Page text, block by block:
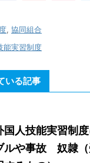
, 協同組合
能実習制度
いる記事
国人技能実習制
ルや事故 奴隷（